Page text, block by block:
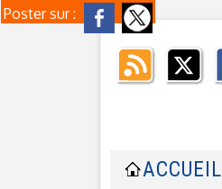
Poster sur :
ACCUEIL